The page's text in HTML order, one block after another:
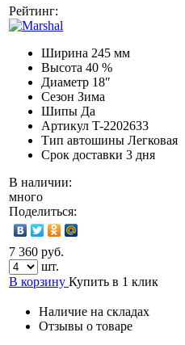
Рейтинг:
Ширина 245 мм
Высота 40 %
Диаметр 18″
Сезон Зима
Шипы Да
Артикул T-2202633
Тип автошины Легковая
Срок доставки 3 дня
В наличии:
много
Поделиться:
7 360 руб.
шт.
В корзину Купить в 1 клик
Наличие на складах
Отзывы о товаре